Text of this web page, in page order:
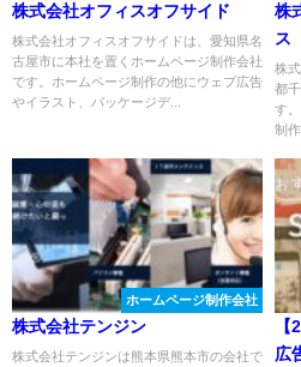
株式会社オフィスオフサイド
株式会社オフィスオフサイドは、愛知県名
古屋市に本社を置くホームページ制作会社
です。ホームページ制作の他にウェブ広告
やイラスト、パッケージデ...
株
ス
株
都
す
制
ホームページ制作会社
株式会社テンジン
株式会社テンジンは熊本県熊本市の会社で
広